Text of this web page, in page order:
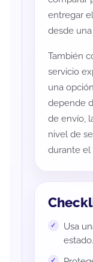
entregar
desde
También
servicio
una
depende
de envío,
nivel de
durante el
Usa
estado.